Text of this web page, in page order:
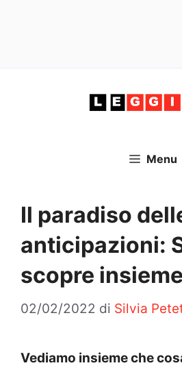
Menu
Il paradiso
anticipazioni:
scopre insieme
02/02/2022 di Silvia
Vediamo insieme che